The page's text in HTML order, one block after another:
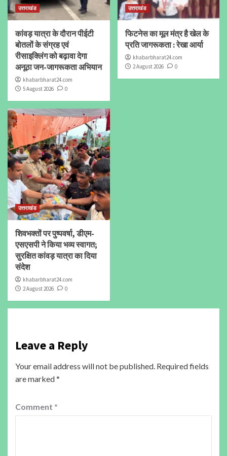
उत्तराखंड
कांवड़ यात्रा के दौरान पीईटी
बोतलों के संग्रह एवं
रीसाइक्लिंग को बढ़ावा देगा
अनूठा जन-जागरूकता अभियान
khabarbharat24.com
5 August 2026
0
उत्तराखंड
फिटनेस का मूल मंत्र है खेल के
प्रति जागरूकता : रेखा आर्या
khabarbharat24.com
2 August 2026
0
उत्तराखंड
शिवभक्तों पर पुष्पवर्षा, डीएम-
एसएसपी ने किया भव्य स्वागत;
सुरक्षित कांवड़ यात्रा का दिया
संदेश
khabarbharat24.com
2 August 2026
0
Leave a Reply
Your email address will not be published. Required fields
are marked*
Comment *